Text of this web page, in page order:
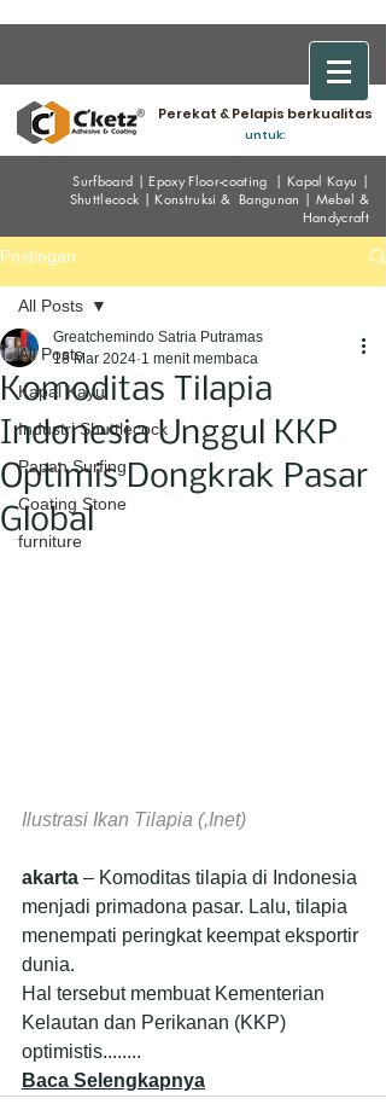
Perekat & Pelapis berkualitas
untuk:
Surfboard |EpoxyFloor-coating |Kapal Kayu |
Shuttlecock |Konstruksi & Bangunan | Mebel &
Handycraft
Postingan
All Posts
Kapal Kayu
Industri Shuttlecock
Papan Surfing
Coating Stone
furniture
All Posts
Komoditas Tilapia
Indonesia Unggul KKP
Optimis Dongkrak Pasar
Global
Greatchemindo Satria Putramas
18 Mar 2024 1 menit membaca
Ilustrasi Ikan Tilapia (,Inet)
akarta – Komoditas tilapia di Indonesia
menjadi primadona pasar. Lalu, tilapia
menempati peringkat keempat eksportir
dunia.
Hal tersebut membuat Kementerian
Kelautan dan Perikanan (KKP)
optimistis........
Baca Selengkapnya